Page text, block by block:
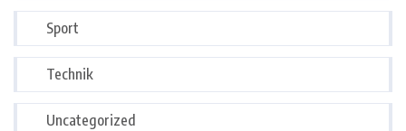
Sport
Technik
Uncategorized